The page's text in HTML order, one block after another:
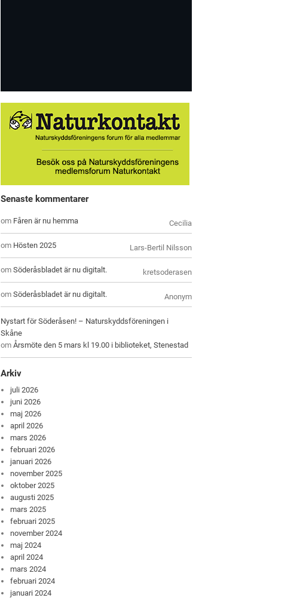
Senaste kommentarer
Cecilia
om Fåren är nu hemma
Lars-Bertil Nilsson
om Hösten 2025
kretsoderasen
omSöderåsbladet är nu digitalt.
Anonym
omSöderåsbladet är nu digitalt.
Nystart för Söderåsen! – Naturskyddsföreningen i
Skåne
omÅrsmöte den 5 mars kl 19.00 i biblioteket, Stenestad
Arkiv
juli 2026
juni 2026
maj 2026
april 2026
mars 2026
februari 2026
januari 2026
november 2025
oktober 2025
augusti 2025
mars 2025
februari 2025
november 2024
maj 2024
april 2024
mars 2024
februari 2024
januari 2024